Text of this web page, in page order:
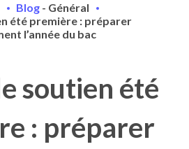
Blog - Général
été première : préparer
l’année du bac
soutien été
: préparer